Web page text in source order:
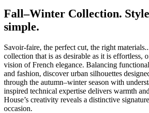
Fall–Winter Collection.
simple.
Savoir-faire, the perfect cut, the right
collection that is as desirable as it is effortless,
vision of French elegance. Balancing
and fashion, discover urban silhouettes
through the autumn–winter season with
inspired technical expertise delivers warmth
House’s creativity reveals a distinctive
occasion.